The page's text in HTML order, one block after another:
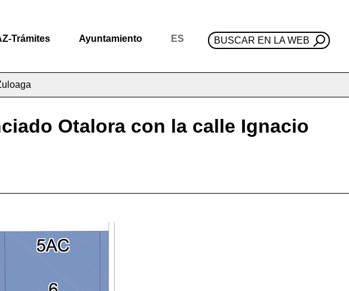
Trámites Ayuntamiento ES BUSCAR EN LA WEB
Otalora con la calle Ignacio